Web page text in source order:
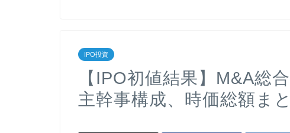
IPO投資
【IPO初値結果】M&A総
主幹事構成、時価総額ま